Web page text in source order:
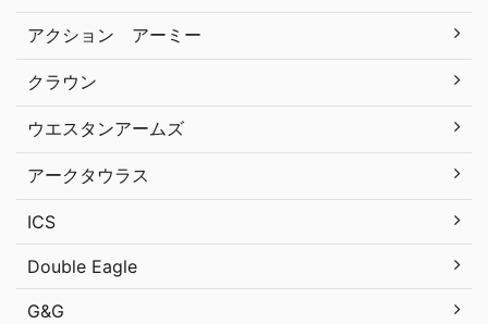
アクション アーミー
クラウン
ウエスタンアームズ
アークタウラス
ICS
Double Eagle
G&G